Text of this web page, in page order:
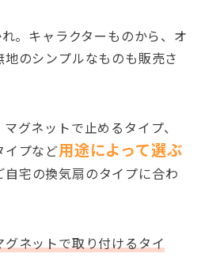
。キャラクターものから、オ
のシンプルなものも販売さ
グネットで止めるタイプ、
イプなど用途によって選ぶ
自宅の換気扇のタイプに合わ
ネットで取り付けるタイ